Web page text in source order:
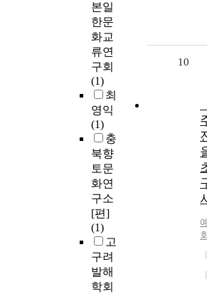
본일
한문
화교
류연
구회
(1)
최
영익
(1)
충
북향
토문
화연
구소
[편]
(1)
고
구려
발해
학회
10
회